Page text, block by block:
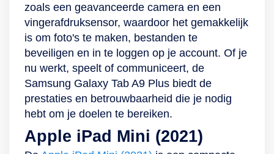
videobellen met een
grote accu De
Galaxy Tab S9 FE
heeft 2 camera’s:
een 8-
megapixelcamera
aan de achterkant
en een 12-
megapixelcamera
aan de voorkant. De
favoriete widgets te
kiezen. Deze
gebruikersinterface,
net als de software,
wordt door
Samsung tot 3 jaar
geüpdatet. Ook is hij
te verbinden met
andere tools en
accessoires, zoals
zoals een geavanceerde camera en een
vingerafdruksensor, waardoor het gemakkelijk
is om foto's te maken, bestanden te
beveiligen en in te loggen op je account. Of je
nu werkt, speelt of communiceert, de
Samsung Galaxy Tab A9 Plus biedt de
prestaties en betrouwbaarheid die je nodig
hebt om je doelen te bereiken.
Apple iPad Mini (2021)